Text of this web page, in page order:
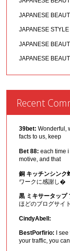
JAPANESE
JAPANESE
JAPANESE
JAPANESE
Recent
39bet: Wonderful,
facts to us, keep
Bet 88: each time
motive, and that
銅 キッチンシンク
ワークに感謝し�
黒 ミキサータップ
ほどのブログサイ
CindyAbell:
BestPorfirio:
I
your traffic, you